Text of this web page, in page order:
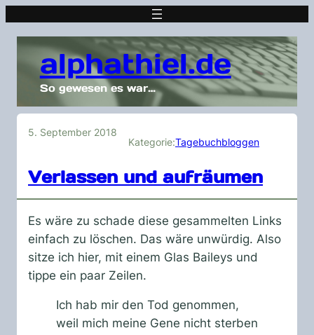
alphathiel.de
So gewesen es war…
5. September 2018
Kategorie:Tagebuchbloggen
Verlassen und aufräumen
Es wäre zu schade diese gesammelten Links
einfach zu löschen. Das wäre unwürdig. Also
sitze ich hier, mit einem Glas Baileys und
tippe ein paar Zeilen.
Ich hab mir den Tod genommen,
weil mich meine Gene nicht sterben